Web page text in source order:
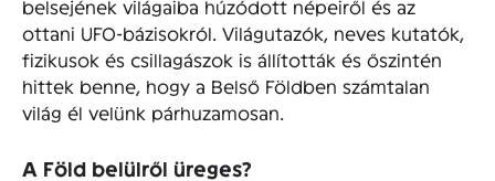
belsejének világaiba húzódott népeiről és az
ottani UFO-bázisokról. Világutazók, neves kutatók,
fizikusok és csillagászok is állították és őszintén
hittek benne, hogy a Belső Földben számtalan
világ él velünk párhuzamosan.
A Föld belülről üreges?